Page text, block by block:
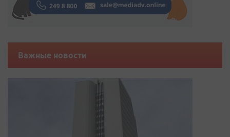
Важные новости